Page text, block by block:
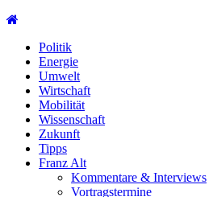
Politik
Energie
Umwelt
Wirtschaft
Mobilität
Wissenschaft
Zukunft
Tipps
Franz Alt
Kommentare & Interviews
Vortragstermine